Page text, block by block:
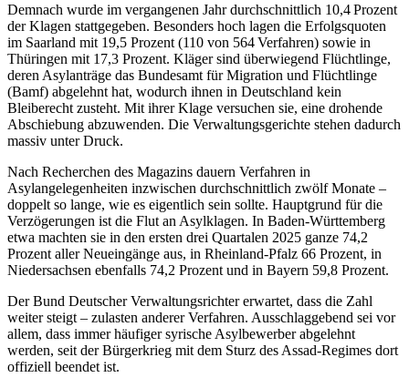
Demnach wurde im vergangenen Jahr durchschnittlich 10,4 Prozent
der Klagen stattgegeben. Besonders hoch lagen die Erfolgsquoten
im Saarland mit 19,5 Prozent (110 von 564 Verfahren) sowie in
Thüringen mit 17,3 Prozent. Kläger sind überwiegend Flüchtlinge,
deren Asylanträge das Bundesamt für Migration und Flüchtlinge
(Bamf) abgelehnt hat, wodurch ihnen in Deutschland kein
Bleiberecht zusteht. Mit ihrer Klage versuchen sie, eine drohende
Abschiebung abzuwenden. Die Verwaltungsgerichte stehen dadurch
massiv unter Druck.
Nach Recherchen des Magazins dauern Verfahren in
Asylangelegenheiten inzwischen durchschnittlich zwölf Monate –
doppelt so lange, wie es eigentlich sein sollte. Hauptgrund für die
Verzögerungen ist die Flut an Asylklagen. In Baden-Württemberg
etwa machten sie in den ersten drei Quartalen 2025 ganze 74,2
Prozent aller Neueingänge aus, in Rheinland-Pfalz 66 Prozent, in
Niedersachsen ebenfalls 74,2 Prozent und in Bayern 59,8 Prozent.
Der Bund Deutscher Verwaltungsrichter erwartet, dass die Zahl
weiter steigt – zulasten anderer Verfahren. Ausschlaggebend sei vor
allem, dass immer häufiger syrische Asylbewerber abgelehnt
werden, seit der Bürgerkrieg mit dem Sturz des Assad-Regimes dort
offiziell beendet ist.